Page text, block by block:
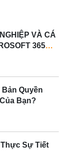
VÀ CÁ
365
Quyền
Bạn?
Thực Sự Tiết